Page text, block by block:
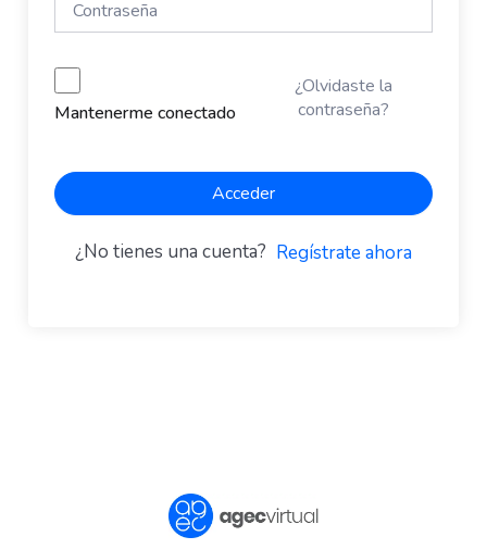
Mantenerme conectado
¿Olvidaste la
contraseña?
Acceder
¿No tienes una cuenta? Regístrate ahora